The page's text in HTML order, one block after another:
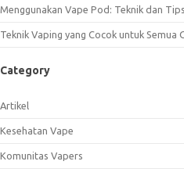
Menggunakan Vape Pod: Teknik dan
Teknik Vaping yang Cocok untuk Semua
Category
Artikel
Kesehatan Vape
Komunitas Vapers